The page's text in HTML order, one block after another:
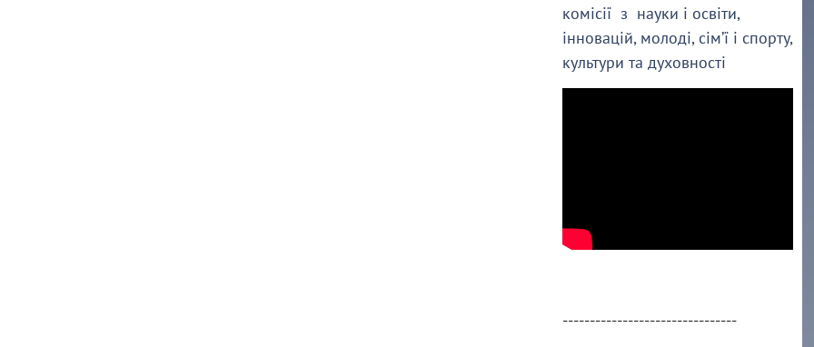
комісії з науки і освіти,
інновацій, молоді, сім’ї і спорту,
культури та духовності
--------------------------------